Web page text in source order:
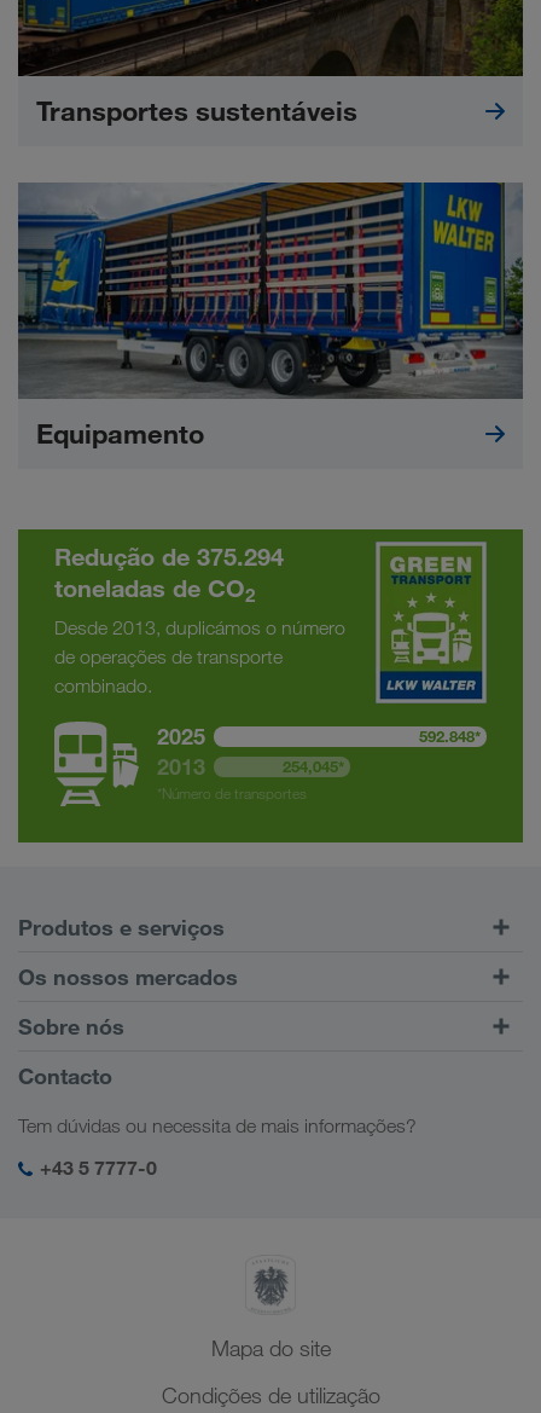
Transportes sustentáveis
Equipamento
Redução de 375.294
toneladas de CO2
Desde 2013, duplicámos o número
de operações de transporte
combinado.
2025 592.848*
2013
254,045*
*Número de transportes
Produtos e serviços
Transporte rodoviário
Portal do cliente CONNECT
Soluções digitais
Soluções sectoriais
Os nossos mercados
Europa
Cáucaso
Ásia Central
Médio Oriente
Sobre nós
Informações Empresariais
SHEQ-Management
Contacto
Tem dúvidas ou necessita de mais informações?
+43 5 7777-0
Mapa do site
Condições de utilização